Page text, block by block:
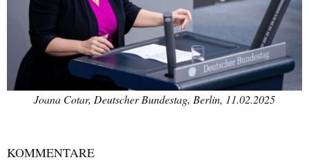
Joana Cotar, Deutscher Bundestag, Berlin, 11.02.2025
KOMMENTARE